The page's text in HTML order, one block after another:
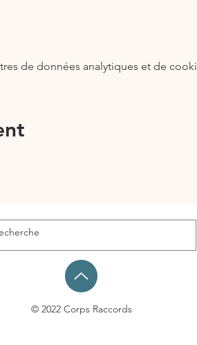
de données analytiques et de
© 2022 Corps Raccords